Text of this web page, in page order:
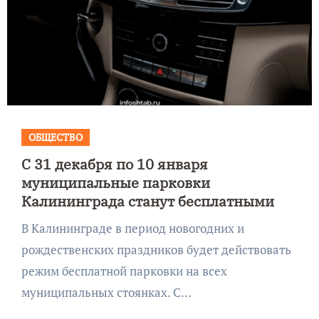
ОБЩЕСТВО
С 31 декабря по 10 января
муниципальные парковки
Калининграда станут бесплатными
В Калининграде в период новогодних и
рождественских праздников будет действовать
режим бесплатной парковки на всех
муниципальных стоянках. С…